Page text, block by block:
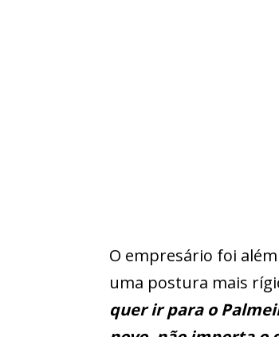
O empresário foi
uma postura mais
quer ir para o